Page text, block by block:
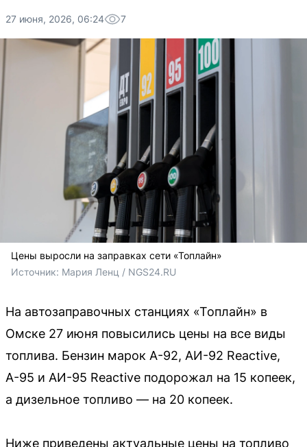
27 июня, 2026, 06:24 7
Цены выросли на заправках сети «Топлайн»
Источник: Мария Ленц / NGS24.RU
На автозаправочных станциях «Топлайн» в
Омске 27 июня повысились цены на все виды
топлива. Бензин марок А-92, АИ-92 Reactive,
А-95 и АИ-95 Reactive подорожал на 15 копеек,
а дизельное топливо — на 20 копеек.
Ниже приведены актуальные цены на топливо